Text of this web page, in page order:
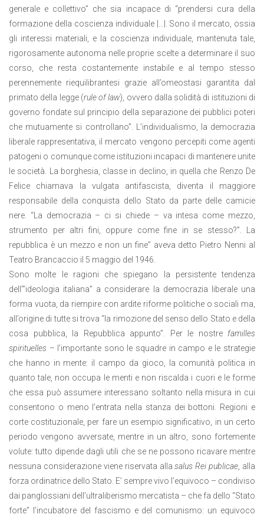
generale e collettivo” che sia incapace di “prendersi cura della
formazione della coscienza individuale |…|. Sono il mercato, ossia
gli interessi materiali, e la coscienza individuale, mantenuta tale,
rigorosamente autonoma nelle proprie scel­te a determinare il suo
corso, che resta costantemente instabile e al tempo stesso
perennemente riequilibrantesi grazie all’omeostasi garantita dal
primato della legge (rule of law), ovvero dalla solidità di istituzioni di
governo fondate sul principio della separazione dei pubblici poteri
che mutuamente si controllano”. L’individualismo, la democrazia
liberale rappresentativa, il mercato vengono percepiti come agenti
patogeni o comunque come istituzioni incapaci di mantenere unite
le società. La borghesia, classe in declino, in quella che Renzo De
Felice chiamava la vulgata antifascista, diventa il maggiore
responsabile della conquista dello Stato da parte delle camicie
nere. “La democrazia – ci si chiede – va intesa come mezzo,
strumento per altri fini, oppure come fine in se stesso?”. La
repubblica è un mezzo e non un fine” aveva detto Pietro Nenni al
Teatro Brancaccio il 5 maggio del 1946.
Sono molte le ragioni che spiegano la persistente tendenza
dell’”ideologia italiana” a considerare la democrazia liberale una
forma vuota, da riempire con ardite riforme politiche o sociali ma,
all’origine di tutte si trova “la rimozione del senso dello Stato e della
cosa pubblica, la Repubblica appunto”. Per le nostre familles
spirituelles – l’importante sono le squadre in campo e le strategie
che hanno in mente: il campo da gioco, la comunità politica in
quanto tale, non occupa le menti e non riscalda i cuori e le forme
che essa può assumere interessano soltanto nella misura in cui
consentono o meno l’entrata nella stanza dei bottoni. Regioni e
corte costituzionale, per fare un esempio significativo, in un certo
periodo vengono avversate, mentre in un altro, sono fortemente
volute: tutto dipende dagli utili che se ne possono ricavare mentre
nessuna considerazione viene riservata allasalus Rei publicae, alla
forza ordinatrice dello Stato. E’ sempre vivo l’equivoco – condiviso
dai panglossiani dell’ultraliberismo mercatista – che fa dello “Stato
forte” l’incubatore del fascismo e del comunismo: un equivoco